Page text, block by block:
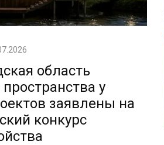
область
у
заявлены на
конкурс